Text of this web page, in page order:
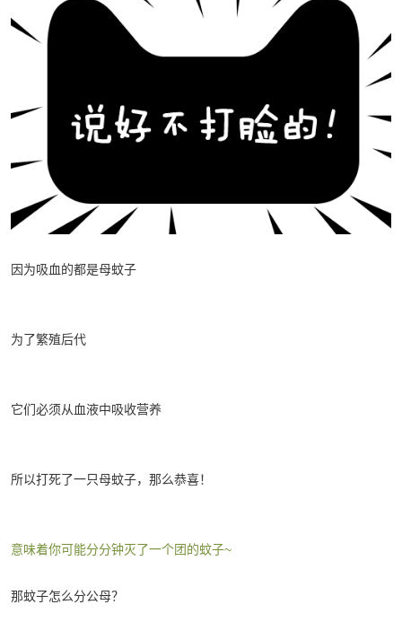
因为吸血的都是母蚊子
为了繁殖后代
它们必须从血液中吸收营养
所以打死了一只母蚊子，那么恭喜！
意味着你可能分分钟灭了一个团的蚊子~
那蚊子怎么分公母？